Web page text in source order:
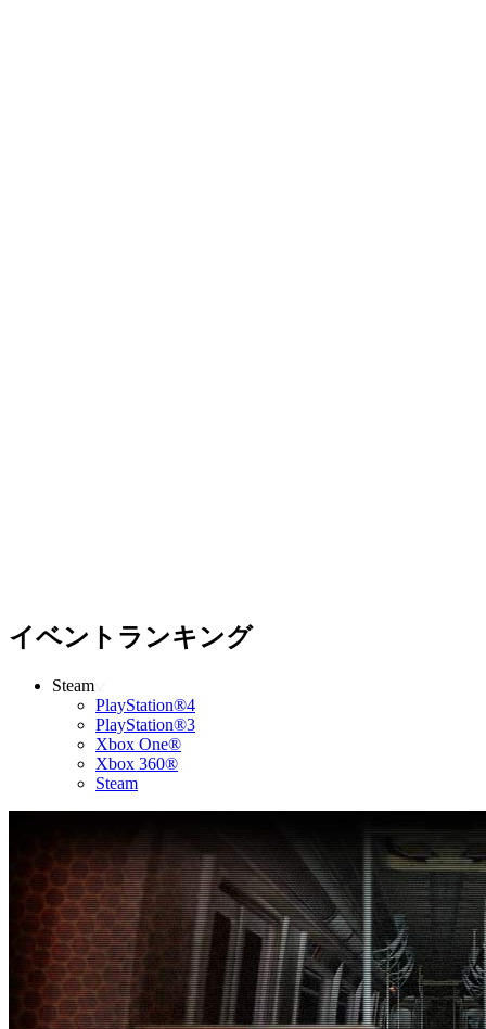
イベントランキング
Steam
PlayStation®4
PlayStation®3
Xbox One®
Xbox 360®
Steam